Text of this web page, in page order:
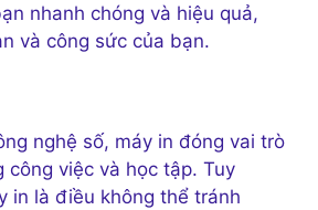
nhanh chóng và hiệu quả,
và công sức của bạn.
nghệ số, máy in đóng vai trò
công việc và học tập. Tuy
in là điều không thể tránh